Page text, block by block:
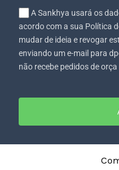
A Sankhya usará os
acordo com a sua Política
mudar de ideia e revogar
enviando um e-mail para
não recebe pedidos de orça